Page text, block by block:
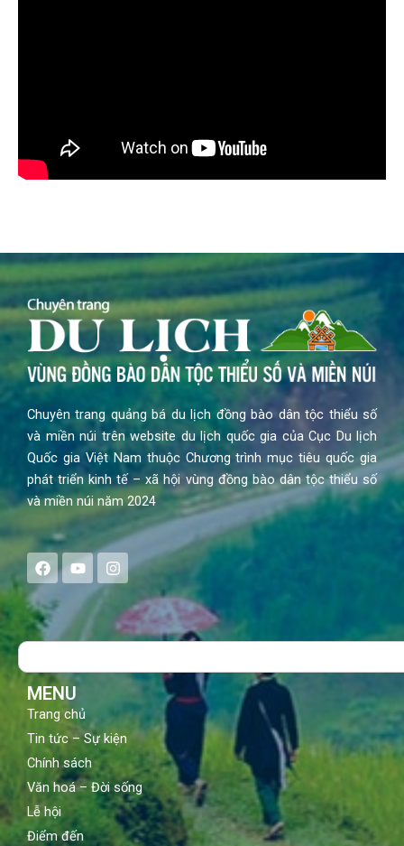
Chuyên trang quảng bá du lịch đồng bào dân tộc thiểu số
và miền núi trên website du lịch quốc gia của Cục Du lịch
Quốc gia Việt Nam thuộc Chương trình mục tiêu quốc gia
phát triển kinh tế – xã hội vùng đồng bào dân tộc thiểu số
và miền núi năm 2024
F
a
e
b
o
Y
o
t
u
b
I
n
s
a
g
Search
MENU
Trang chủ
Tin tức – Sự kiện
Chính sách
Văn hoá – Đời sống
Lễ hội
Điểm đến